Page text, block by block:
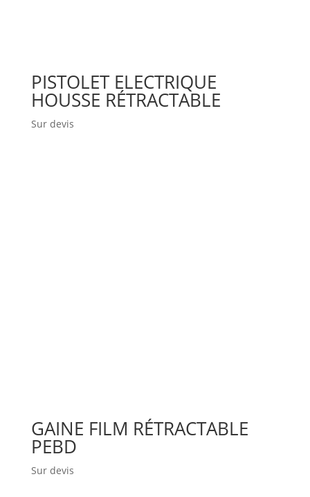
PISTOLET ELECTRIQUE
HOUSSE RÉTRACTABLE
Sur devis
GAINE FILM RÉTRACTABLE
PEBD
Sur devis